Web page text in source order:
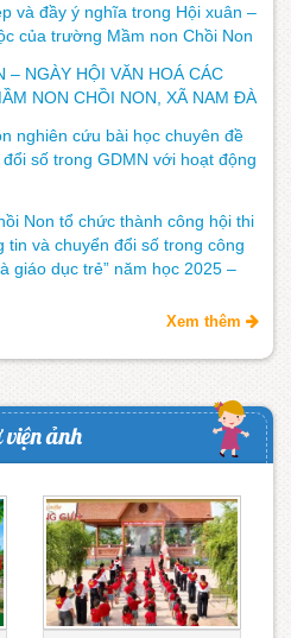
và đầy ý nghĩa trong Hội xuân –
của trường Mầm non Chồi Non
– NGÀY HỘI VĂN HOÁ CÁC
NON CHỒI NON, XÃ NAM ĐÀ
nghiên cứu bài học chuyên đề
số trong GDMN với hoạt động
Non tổ chức thành công hội thi
tin và chuyển đổi số trong công
giáo dục trẻ” năm học 2025 –
Xem thêm
viện ảnh